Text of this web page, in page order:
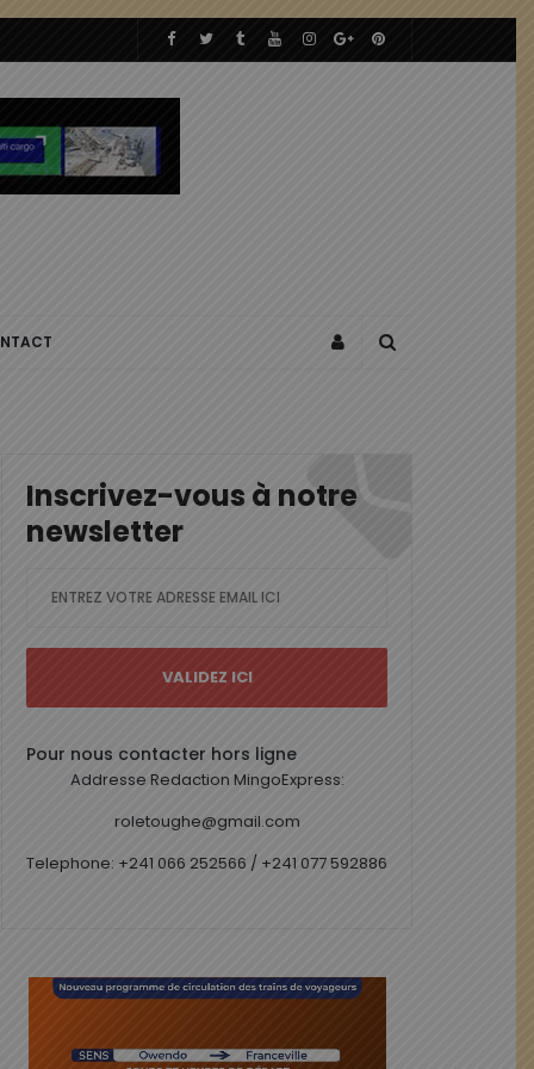
Inscrivez-vous à notre
newsletter
Pour nous contacter hors ligne
Addresse Redaction MingoExpress:
roletoughe@gmail.com
Telephone: +241 066 252566 / +241 077 592886